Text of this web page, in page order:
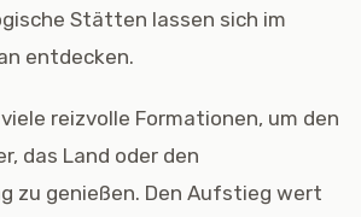
Stätten lassen sich im
entdecken.
reizvolle Formationen, um den
das Land oder den
zu genießen. Den Aufstieg wert